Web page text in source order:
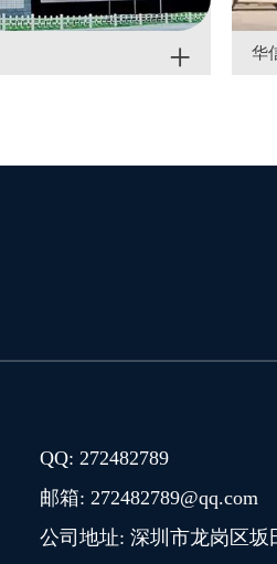
+ 华
QQ: 272482789
邮箱: 272482789@qq.com
公司地址: 深圳市龙岗区坂